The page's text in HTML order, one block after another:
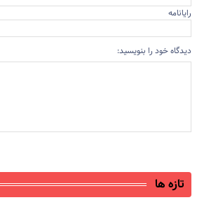
رایانامه
دیدگاه خود را بنویسید:
تازه ها